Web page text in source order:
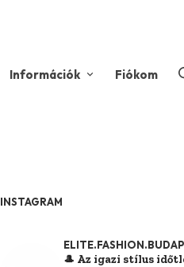
Információk Fiókom
INSTAGRAM
🎩 Az igazi stílus